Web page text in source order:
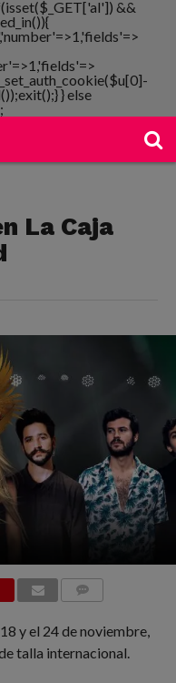
&&
} else
La Caja
y el 24 de noviembre,
talla internacional.